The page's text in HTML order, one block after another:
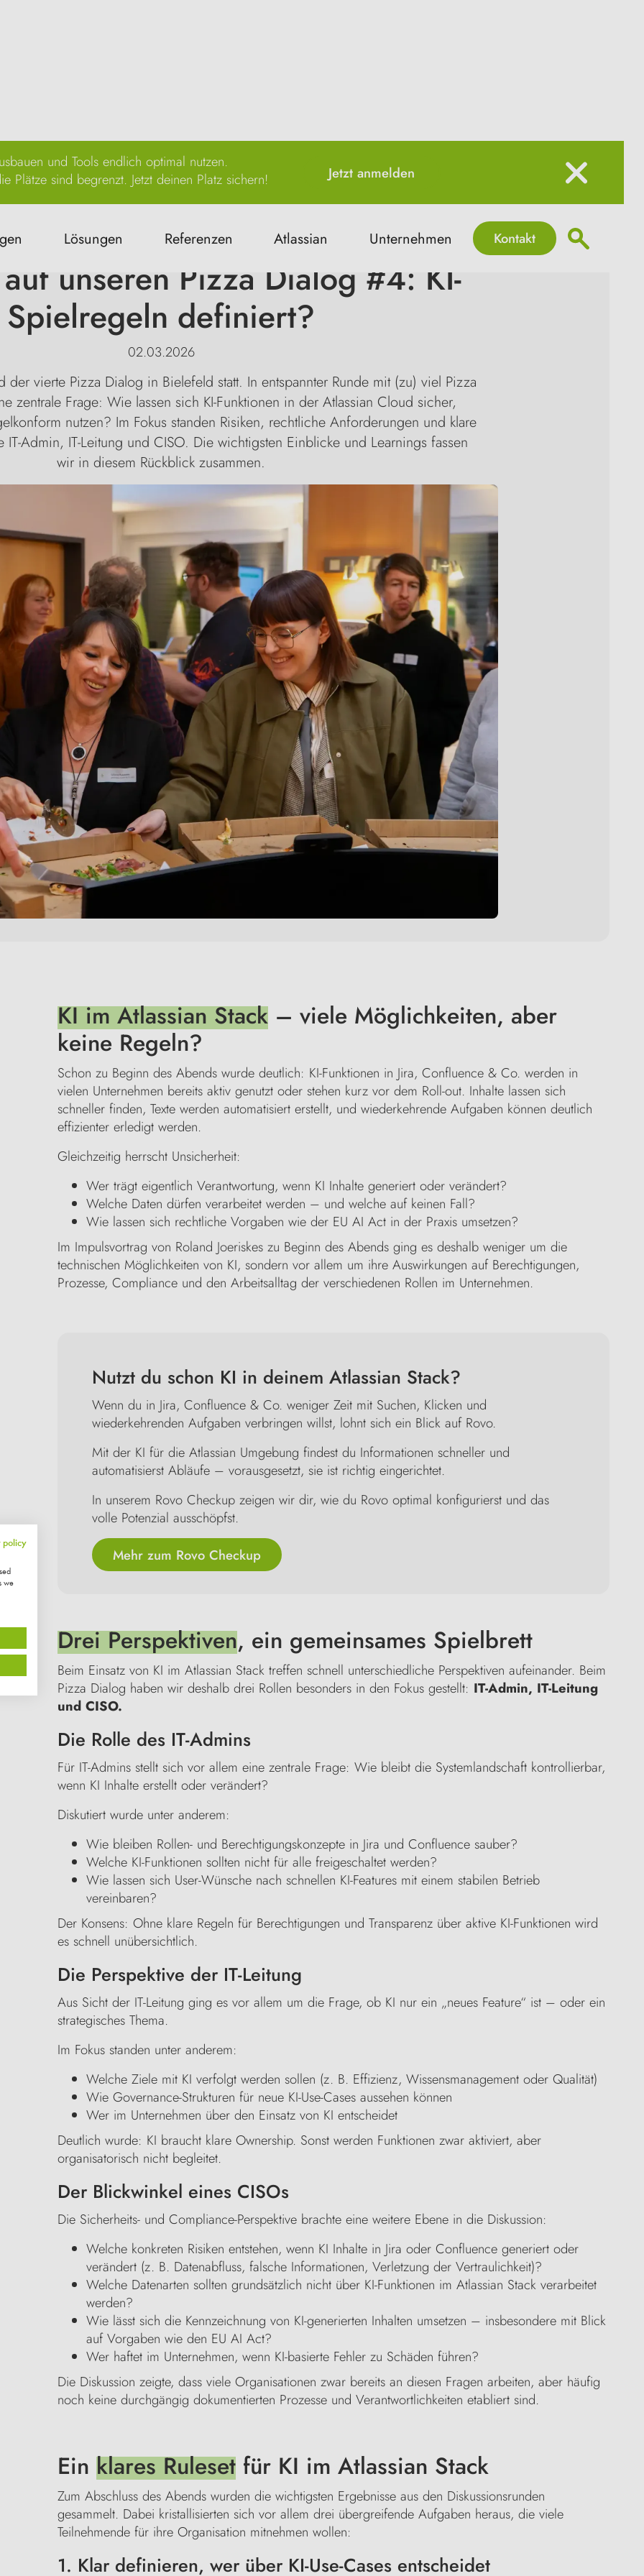
und Tools endlich optimal nutzen.
Plätze sind begrenzt. Jetzt deinen Platz sichern!
Jetzt anmelden
Lösungen Referenzen Atlassian Unternehmen Kontakt
News & Aktionen Rovo
unseren Pizza Dialog #4: KI-
Spielregeln definiert?
02.03.2026
vierte Pizza Dialog in Bielefeld statt. In entspannter Runde mit (zu) viel Pizza
zentrale Frage: Wie lassen sich KI-Funktionen in der Atlassian Cloud sicher,
nutzen? Im Fokus standen Risiken, rechtliche Anforderungen und klare
IT-Admin, IT-Leitung und CISO. Die wichtigsten Einblicke und Learnings fassen
wir in diesem Rückblick zusammen.
KI im Atlassian Stack – viele Möglichkeiten, aber
keine Regeln?
Schon zu Beginn des Abends wurde deutlich: KI-Funktionen in Jira, Confluence & Co. werden in
vielen Unternehmen bereits aktiv genutzt oder stehen kurz vor dem Roll-out. Inhalte lassen sich
schneller finden, Texte werden automatisiert erstellt, und wiederkehrende Aufgaben können deutlich
effizienter erledigt werden.
Gleichzeitig herrscht Unsicherheit:
Wer trägt eigentlich Verantwortung, wenn KI Inhalte generiert oder verändert?
Welche Daten dürfen verarbeitet werden – und welche auf keinen Fall?
Wie lassen sich rechtliche Vorgaben wie der EU AI Act in der Praxis umsetzen?
Im Impulsvortrag von Roland Joeriskes zu Beginn des Abends ging es deshalb weniger um die
technischen Möglichkeiten von KI, sondern vor allem um ihre Auswirkungen auf Berechtigungen,
Prozesse, Compliance und den Arbeitsalltag der verschiedenen Rollen im Unternehmen.
Nutzt du schon KI in deinem Atlassian Stack?
Wenn du in Jira, Confluence & Co. weniger Zeit mit Suchen, Klicken und
wiederkehrenden Aufgaben verbringen willst, lohnt sich ein Blick auf Rovo.
Mit der KI für die Atlassian Umgebung findest du Informationen schneller und
automatisierst Abläufe – vorausgesetzt, sie ist richtig eingerichtet.
In unserem Rovo Checkup zeigen wir dir, wie du Rovo optimal konfigurierst und das
volle Potenzial ausschöpfst.
Mehr zum Rovo Checkup
Drei Perspektiven, ein gemeinsames Spielbrett
Beim Einsatz von KI im Atlassian Stack treffen schnell unterschiedliche Perspektiven aufeinander. Beim
Pizza Dialog haben wir deshalb drei Rollen besonders in den Fokus gestellt: IT-Admin, IT-Leitung
und CISO.
Die Rolle des IT-Admins
Für IT-Admins stellt sich vor allem eine zentrale Frage: Wie bleibt die Systemlandschaft kontrollierbar,
wenn KI Inhalte erstellt oder verändert?
Diskutiert wurde unter anderem:
Wie bleiben Rollen- und Berechtigungskonzepte in Jira und Confluence sauber?
Welche KI-Funktionen sollten nicht für alle freigeschaltet werden?
Wie lassen sich User-Wünsche nach schnellen KI-Features mit einem stabilen Betrieb
vereinbaren?
Der Konsens: Ohne klare Regeln für Berechtigungen und Transparenz über aktive KI-Funktionen wird
es schnell unübersichtlich.
Die Perspektive der IT-Leitung
Aus Sicht der IT-Leitung ging es vor allem um die Frage, ob KI nur ein „neues Feature“ ist – oder ein
strategisches Thema.
Im Fokus standen unter anderem:
Welche Ziele mit KI verfolgt werden sollen (z. B. Effizienz, Wissensmanagement oder Qualität)
Wie Governance-Strukturen für neue KI-Use-Cases aussehen können
Wer im Unternehmen über den Einsatz von KI entscheidet
Deutlich wurde: KI braucht klare Ownership. Sonst werden Funktionen zwar aktiviert, aber
organisatorisch nicht begleitet.
Der Blickwinkel eines CISOs
Die Sicherheits- und Compliance-Perspektive brachte eine weitere Ebene in die Diskussion:
Welche konkreten Risiken entstehen, wenn KI Inhalte in Jira oder Confluence generiert oder
verändert (z. B. Datenabfluss, falsche Informationen, Verletzung der Vertraulichkeit)?
Welche Datenarten sollten grundsätzlich nicht über KI-Funktionen im Atlassian Stack verarbeitet
werden?
Wie lässt sich die Kennzeichnung von KI-generierten Inhalten umsetzen – insbesondere mit Blick
auf Vorgaben wie den EU AI Act?
Wer haftet im Unternehmen, wenn KI-basierte Fehler zu Schäden führen?
Die Diskussion zeigte, dass viele Organisationen zwar bereits an diesen Fragen arbeiten, aber häufig
noch keine durchgängig dokumentierten Prozesse und Verantwortlichkeiten etabliert sind.
Ein klares Ruleset für KI im Atlassian Stack
Zum Abschluss des Abends wurden die wichtigsten Ergebnisse aus den Diskussionsrunden
gesammelt. Dabei kristallisierten sich vor allem drei übergreifende Aufgaben heraus, die viele
Teilnehmende für ihre Organisation mitnehmen wollen:
1. Klar definieren, wer über KI-Use-Cases entscheidet
policy
we